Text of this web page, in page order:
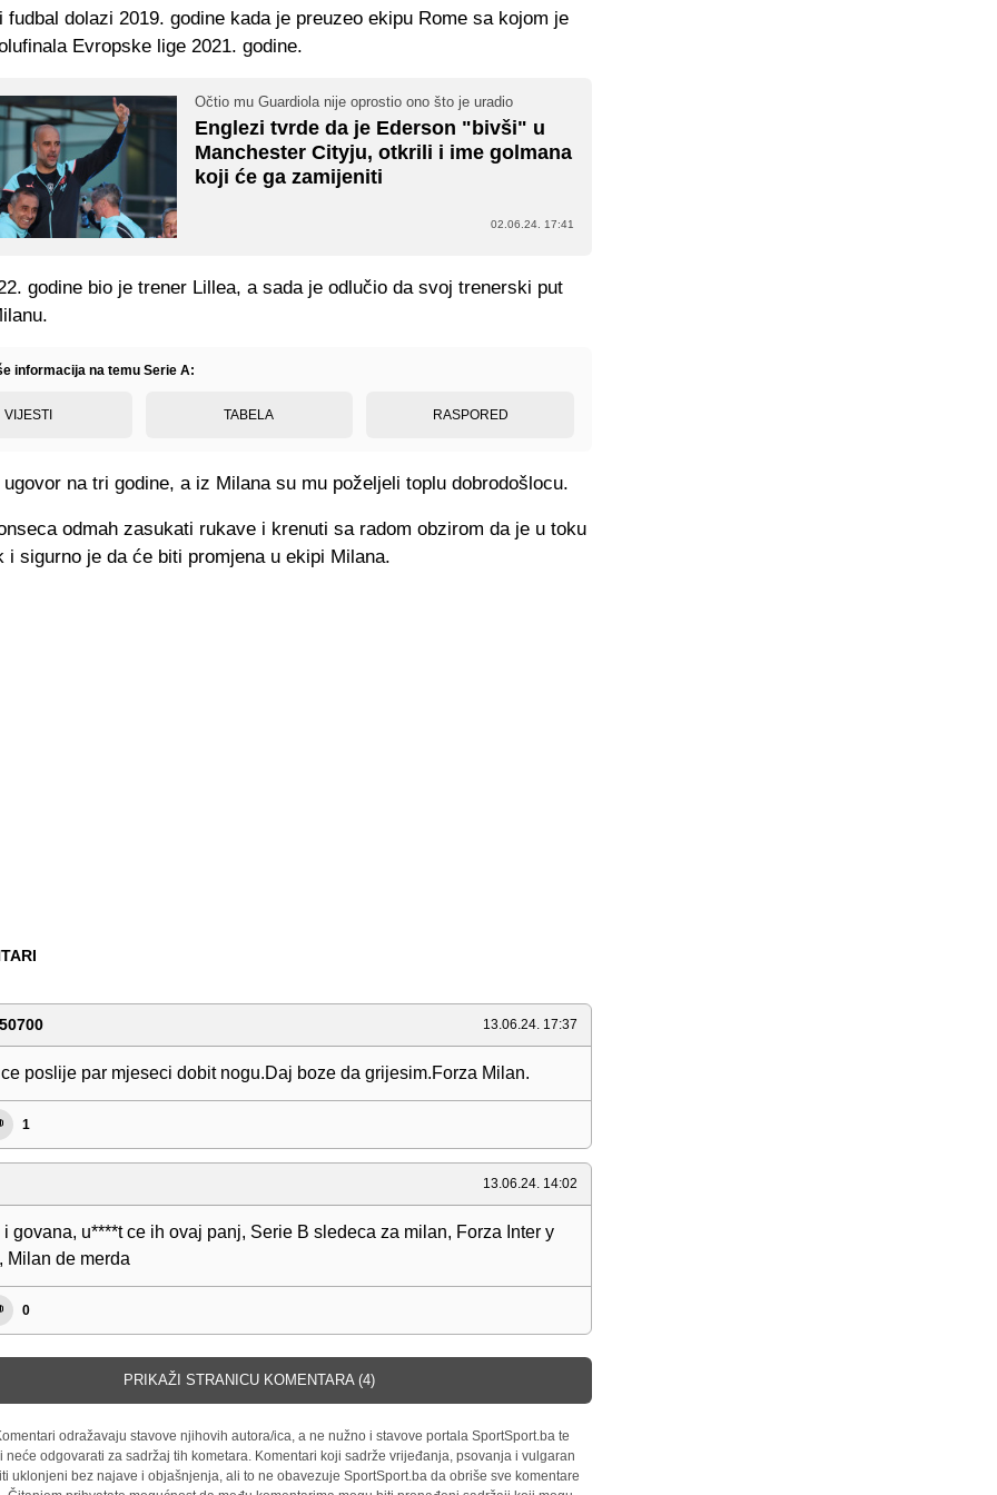
fudbal dolazi 2019. godine kada je preuzeo ekipu Rome sa kojom je
Evropske lige 2021. godine.
Očtio mu Guardiola nije oprostio ono što je uradio
Englezi tvrde da je Ederson "bivši" u
Manchester Cityju, otkrili i ime golmana
koji će ga zamijeniti
02.06.24. 17:41
godine bio je trener Lillea, a sada je odlučio da svoj trenerski put
informacija na temu Serie A:
VIJESTI TABELA RASPORED
na tri godine, a iz Milana su mu poželjeli toplu dobrodošlocu.
odmah zasukati rukave i krenuti sa radom obzirom da je u toku
i sigurno je da će biti promjena u ekipi Milana.
13.06.24. 17:37
poslije par mjeseci dobit nogu.Daj boze da grijesim.Forza Milan.
1
13.06.24. 14:02
i govana, u****t ce ih ovaj panj, Serie B sledeca za milan, Forza Inter y
Milan de merda
0
PRIKAŽI STRANICU KOMENTARA (4)
odražavaju stavove njihovih autora/ica, a ne nužno i stavove portala SportSport.ba te
neće odgovarati za sadržaj tih kometara. Komentari koji sadrže vrijeđanja, psovanja i vulgaran
uklonjeni bez najave i objašnjenja, ali to ne obavezuje SportSport.ba da obriše sve komentare